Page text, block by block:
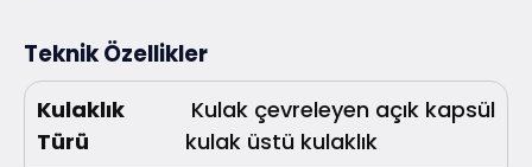
Teknik Özellikler
Kulaklık
Türü
Kulak çevreleyen açık kapsül
kulak üstü kulaklık